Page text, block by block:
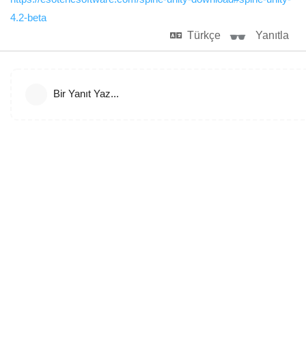
4.2-beta
Türkçe
Yanıtla
Bir Yanıt Yaz...